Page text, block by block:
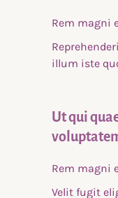
Rem magni
illum iste
Ut qui
Rem magni
Velit fugit